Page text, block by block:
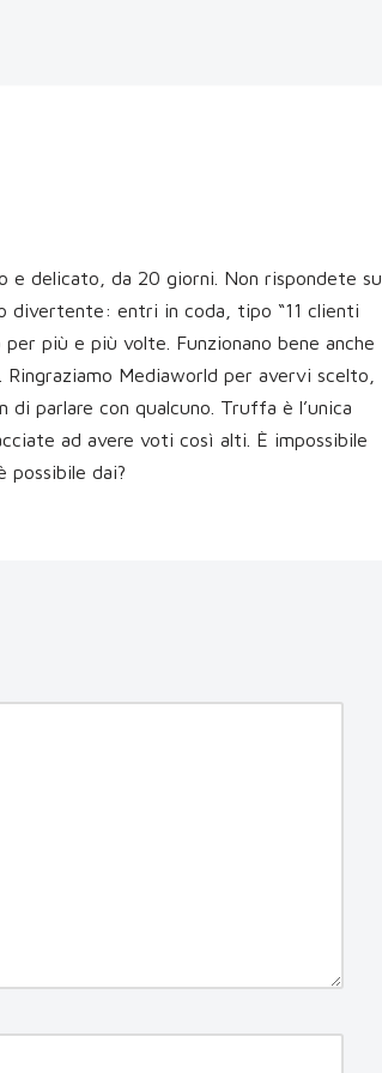
e delicato, da 20 giorni. Non rispondete su
divertente: entri in coda, tipo “11 clienti
più e più volte. Funzionano bene anche
Mediaworld per avervi scelto,
parlare con qualcuno. Truffa è l’unica
ad avere voti così alti. È impossibile
possibile dai?